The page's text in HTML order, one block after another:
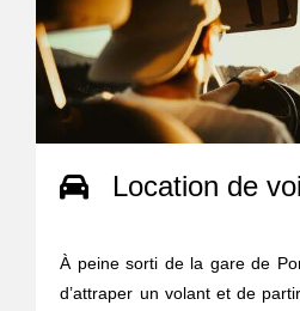
Location de
À peine sorti de la gare de
d’attraper un volant et de